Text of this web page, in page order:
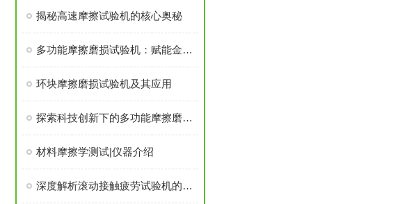
揭秘高速摩擦试验机的核心奥秘
多功能摩擦磨损试验机：赋能金属、陶瓷与涂层领域的材料革新
环块摩擦磨损试验机及其应用
探索科技创新下的多功能摩擦磨损试验机
材料摩擦学测试|仪器介绍
深度解析滚动接触疲劳试验机的力学原理